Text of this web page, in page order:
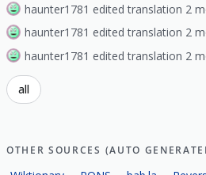
haunter1781 edited translation 2
haunter1781 edited translation 2
haunter1781 edited translation 2
all
OTHER SOURCES (AUTO